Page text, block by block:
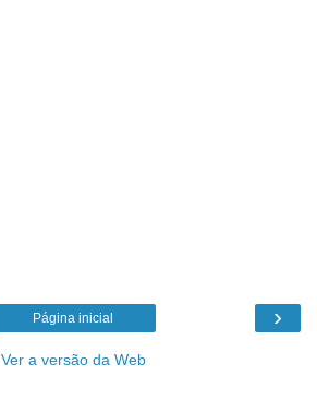
›
Página inicial
Ver a versão da Web